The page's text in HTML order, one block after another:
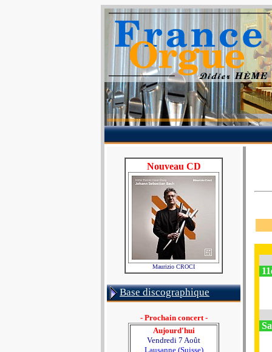
Nouveau CD
Maurizio CROCI
Base discographique
- Prochain concert -
Aujourd'hui
Vendredi 7 Août
Lausanne (Suisse)